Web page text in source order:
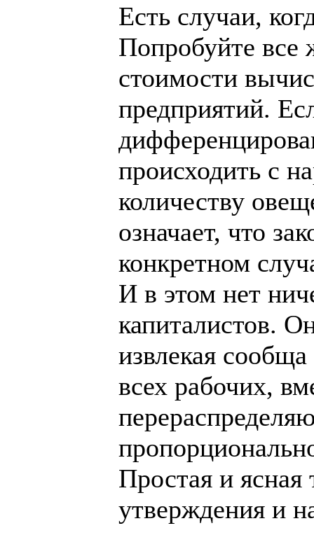
Есть случаи,
Попробуйте все
стоимости
предприятий.
происходить с
количеству
означает, что
конкретном
И в этом нет
капиталистов.
извлекая
всех рабочих,
Простая и
утверждения и